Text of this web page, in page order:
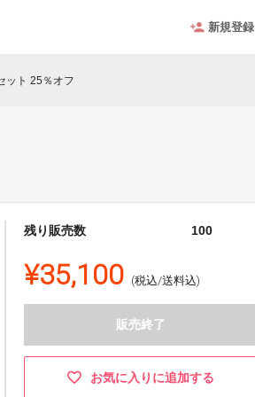
新規登録
ット 25％オフ
残り販売数 100
¥35,100 (税込/送料込)
販売終了
お気に入りに追加する